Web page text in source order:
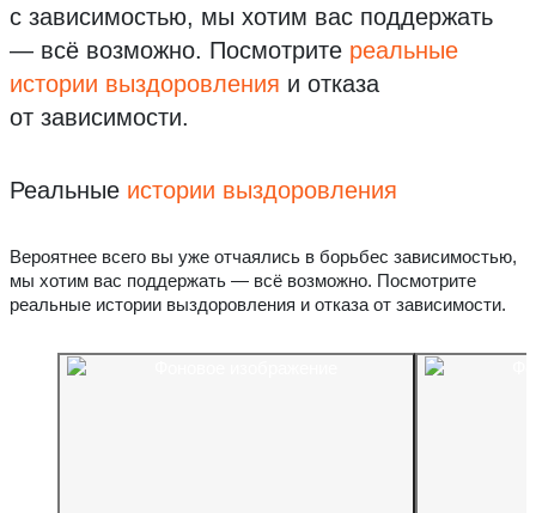
с зависимостью, мы хотим вас поддержать
— всё возможно. Посмотрите реальные
истории выздоровления и отказа
от зависимости.
Реальные истории выздоровления
Вероятнее всего вы уже отчаялись в борьбес зависимостью,
мы хотим вас поддержать — всё возможно. Посмотрите
реальные истории выздоровления и отказа от зависимости.